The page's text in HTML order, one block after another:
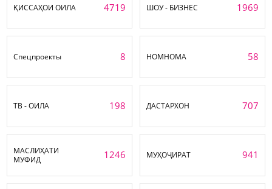
ҚИССАҲОИ ОИЛА 4719 ШОУ - БИЗНЕС 1969
Спецпроекты 8 НОМНОМА 58
ТВ - ОИЛА 198 ДАСТАРХОН 707
МАСЛИҲАТИ
МУФИД
1246 МУҲОҶИРАТ 941